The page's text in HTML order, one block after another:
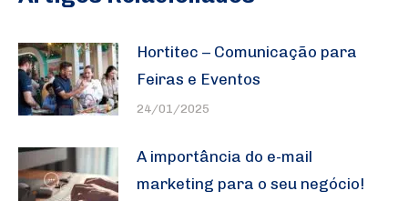
Hortitec – Comunicação para
Feiras e Eventos
24/01/2025
A importância do e-mail
marketing para o seu negócio!